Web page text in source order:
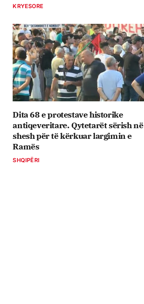
KRYESORE
Dita 68 e protestave historike
antiqeveritare. Qytetarët sërish në
shesh për të kërkuar largimin e
Ramës
SHQIPËRI